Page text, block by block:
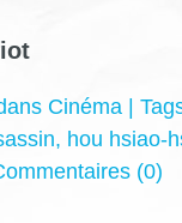
Cinéma |
, hou hsiao-
(0)